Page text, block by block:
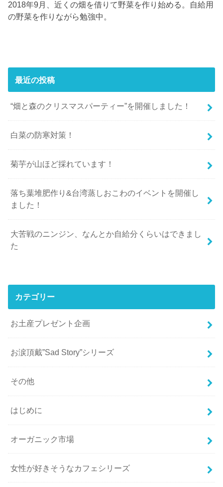
2018年9月、近くの畑を借りて野菜を作り始める。自給用
の野菜を作りながら勉強中。
最近の投稿
“畑と森のクリスマスパーティー”を開催しました！
白菜の防寒対策！
菊芋が山ほど採れています！
落ち葉堆肥作り&台湾蒸しおこわのイベントを開催し
ました！
大苦戦のニンジン、なんとか自給分くらいはできまし
た
カテゴリー
お土産プレゼント企画
お涙頂戴”Sad Story”シリーズ
その他
はじめに
オーガニック市場
女性が好きそうなカフェシリーズ